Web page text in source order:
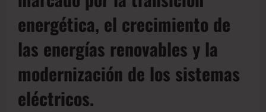
energética, el crecimiento de
las energías renovables y la
modernización de los sistemas
eléctricos.